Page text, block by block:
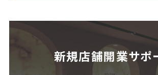
新規店舗開業サポ